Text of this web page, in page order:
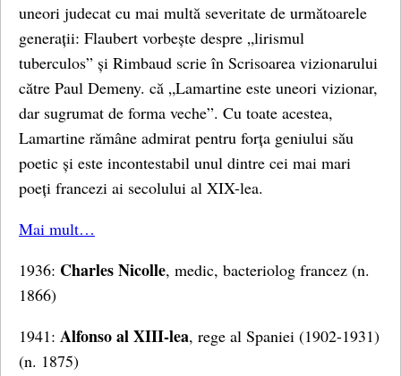
uneori judecat cu mai multă severitate de următoarele
generații: Flaubert vorbește despre „lirismul
tuberculos” și Rimbaud scrie în Scrisoarea vizionarului
către Paul Demeny. că „Lamartine este uneori vizionar,
dar sugrumat de forma veche”. Cu toate acestea,
Lamartine rămâne admirat pentru forța geniului său
poetic și este incontestabil unul dintre cei mai mari
poeți francezi ai secolului al XIX-lea.
Mai mult…
1936: Charles Nicolle, medic, bacteriolog francez (n.
1866)
1941: Alfonso al XIII-lea, rege al Spaniei (1902-1931)
(n. 1875)